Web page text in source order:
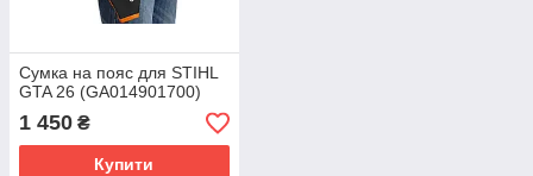
Сумка на пояс для STIHL
GTA 26 (GA014901700)
1 450 ₴
Купити